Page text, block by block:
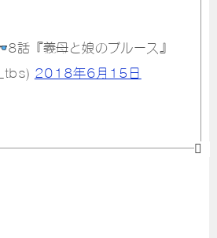
8話『義母と娘のブルース』
2018年6月15日